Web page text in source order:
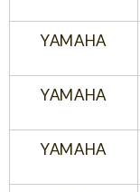
YAMAHA
YAMAHA
YAMAHA